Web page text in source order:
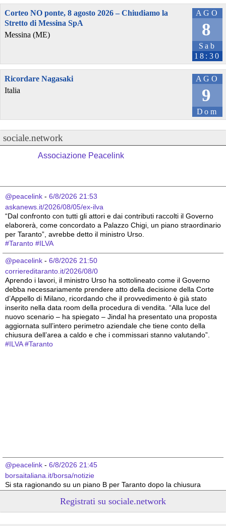
AGO
8
Sab
18:30
Corteo NO ponte, 8 agosto 2026 – Chiudiamo la
Stretto di Messina SpA
Messina (ME)
AGO
9
Dom
Ricordare Nagasaki
Italia
sociale.network
Associazione Peacelink
@peacelink - 6/8/2026 21:53
askanews.it/2026/08/05/ex-ilva
“Dal confronto con tutti gli attori e dai contributi raccolti il Governo
elaborerà, come concordato a Palazzo Chigi, un piano straordinario
per Taranto”, avrebbe detto il ministro Urso.
#Taranto #ILVA
@peacelink - 6/8/2026 21:50
corriereditaranto.it/2026/08/0
Aprendo i lavori, il ministro Urso ha sottolineato come il Governo
debba necessariamente prendere atto della decisione della Corte
d’Appello di Milano, ricordando che il provvedimento è già stato
inserito nella data room della procedura di vendita. “Alla luce del
nuovo scenario – ha spiegato – Jindal ha presentato una proposta
aggiornata sull’intero perimetro aziendale che tiene conto della
chiusura dell’area a caldo e che i commissari stanno valutando”.
#ILVA #Taranto
@peacelink - 6/8/2026 21:45
borsaitaliana.it/borsa/notizie
Si sta ragionando su un piano B per Taranto dopo la chiusura
Registrati su sociale.network